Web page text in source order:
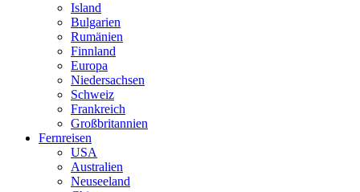
Island
Bulgarien
Rumänien
Finnland
Europa
Niedersachsen
Schweiz
Frankreich
Großbritannien
Fernreisen
USA
Australien
Neuseeland